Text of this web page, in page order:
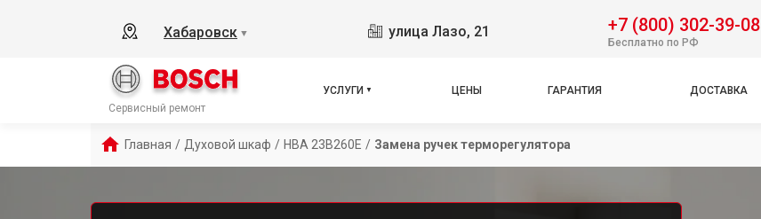
Хабаровск ▼ улица Лазо, 21 +7 (800) 302-39-08
Бесплатно по РФ
Сервисный ремонт
УСЛУГИ ЦЕНЫ ГАРАНТИЯ ДОСТАВКА
Главная / Духовой шкаф / HBA 23B260E / Замена ручек терморегулятора